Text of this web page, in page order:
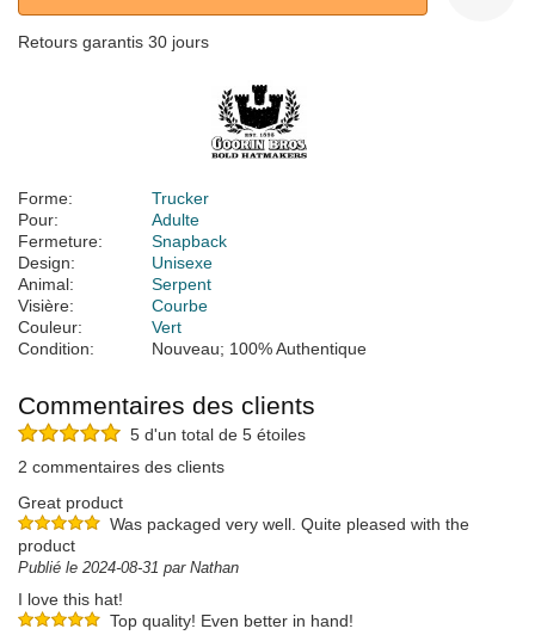
Retours garantis 30 jours
Forme:
Trucker
Pour:
Adulte
Fermeture:
Snapback
Design:
Unisexe
Animal:
Serpent
Visière:
Courbe
Couleur:
Vert
Condition:
Nouveau; 100% Authentique
Commentaires des clients
5 d'un total de 5 étoiles
2 commentaires des clients
Great product
Was packaged very well. Quite pleased with the
product
Publié le 2024-08-31 par Nathan
I love this hat!
Top quality! Even better in hand!